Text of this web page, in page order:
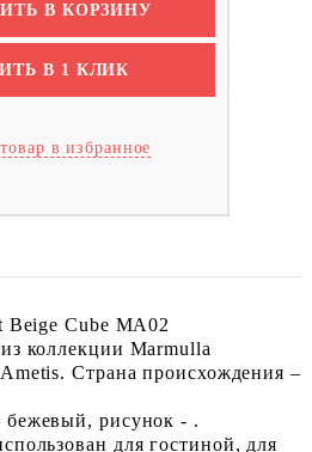
В КОРЗИНУ
В 1 КЛИК
в избранное
Cube MA02
коллекции Marmulla
Страна происхождения –
рисунок - .
для гостиной, для